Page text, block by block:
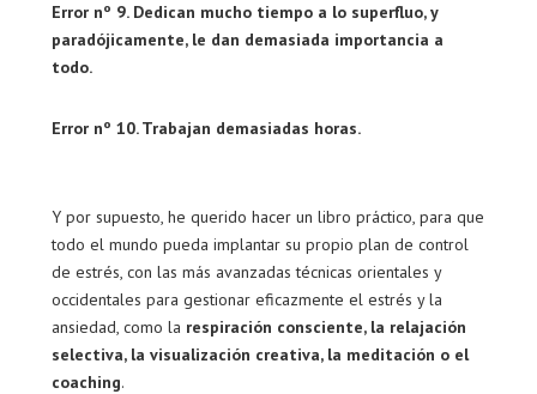
Error nº 9. Dedican mucho tiempo a lo superfluo, y
paradójicamente, le dan demasiada importancia a
todo.
Error nº 10. Trabajan demasiadas horas.
Y por supuesto, he querido hacer un libro práctico, para que
todo el mundo pueda implantar su propio plan de control
de estrés, con las más avanzadas técnicas orientales y
occidentales para gestionar eficazmente el estrés y la
ansiedad, como la respiración consciente, la relajación
selectiva, la visualización creativa, la meditación o el
coaching.